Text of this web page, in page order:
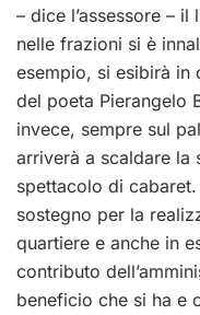
– dice l’assessore –
nelle frazioni si è
esempio, si esibirà
del poeta Pierangelo
invece, sempre sul
arriverà a scaldare la
spettacolo di cabaret.
sostegno per la
quartiere e anche in
contributo
beneficio che si ha e